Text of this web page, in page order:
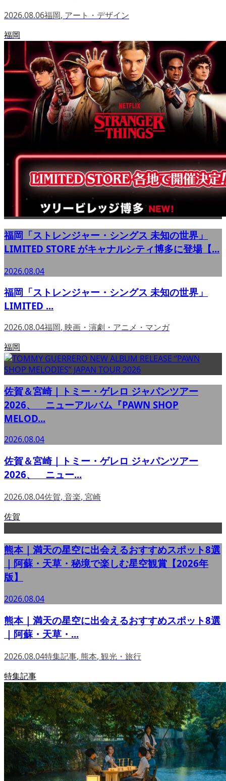
2026.08.06福岡, アート・デザイン
福岡
福岡「ストレンジャー・シングス 未知の世界」
LIMITED STORE がキャナルシティ博多に登場【...
2026.08.04
福岡「ストレンジャー・シングス 未知の世界」
LIMITED ...
2026.08.04福岡, 映画・演劇・アニメ・マンガ
福岡
佐賀＆宮崎｜トミー・ゲレロ ジャパンツアー
2026、 ニューアルバム『PAWN SHOP
MELOD...
2026.08.04
佐賀＆宮崎｜トミー・ゲレロ ジャパンツアー
2026、 ニュー...
2026.08.04佐賀, 音楽, 宮崎
佐賀
熊本｜満天の星空に出会えるおすすめスポット8選
｜阿蘇・天草・秘境で楽しむ星空観賞【2026年
版】
2026.08.04
熊本｜満天の星空に出会えるおすすめスポット8選
｜阿蘇・天草・...
2026.08.04特集記事, 熊本, 観光・旅行
特集記事